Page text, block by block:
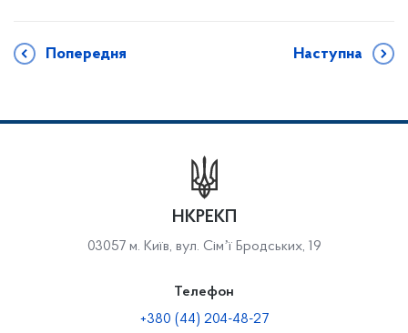
Попередня Наступна
НКРЕКП
03057 м. Київ, вул. Сімʼї Бродських, 19
Телефон
+380 (44) 204-48-27